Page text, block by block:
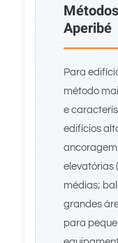
Aperibé
Para
método
e
edifícios
elevatórias
médias;
grandes
para